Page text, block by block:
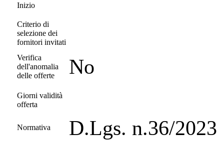
Inizio
Criterio di
selezione dei
fornitori invitati
Verifica
dell'anomalia
delle offerte
No
Giorni validità
offerta
Normativa D.Lgs. n.36/2023